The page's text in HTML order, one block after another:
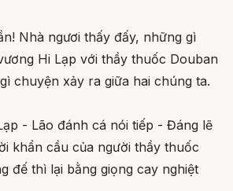
Nhà ngươi thấy đấy, những gì
Hi Lạp với thầy thuốc Douban
chuyện xảy ra giữa hai chúng ta.
- Lão đánh cá nói tiếp - Đáng lẽ
khẩn cầu của người thầy thuốc
đế thì lại bằng giọng cay nghiệt